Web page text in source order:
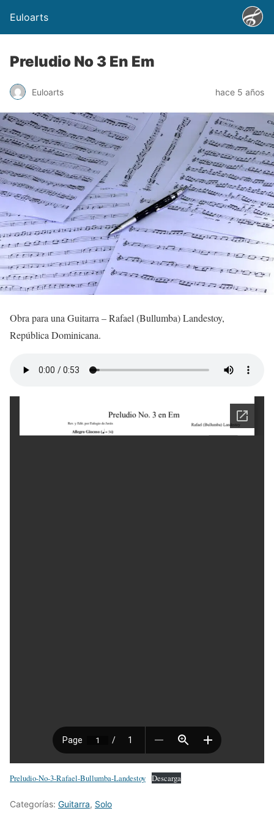
Euloarts
Preludio No 3 En Em
Euloarts hace 5 años
Obra para una Guitarra – Rafael (Bullumba) Landestoy,
República Dominicana.
Preludio-No-3-Rafael-Bullumba-Landestoy Descarga
Categorías: Guitarra, Solo